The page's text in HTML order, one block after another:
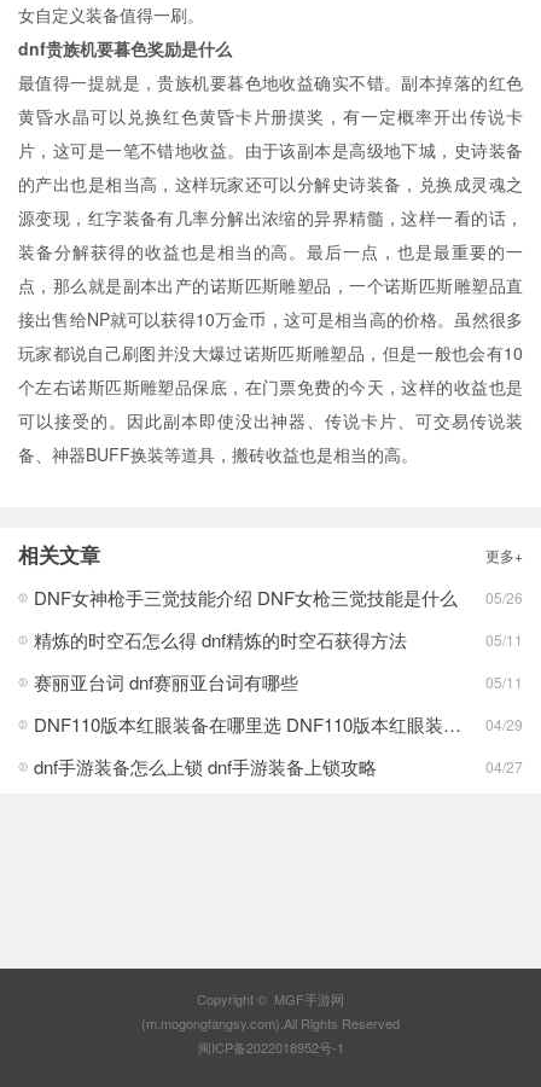
女自定义装备值得一刷。
dnf贵族机要暮色奖励是什么
最值得一提就是，贵族机要暮色地收益确实不错。副本掉落的红色
黄昏水晶可以兑换红色黄昏卡片册摸奖，有一定概率开出传说卡
片，这可是一笔不错地收益。由于该副本是高级地下城，史诗装备
的产出也是相当高，这样玩家还可以分解史诗装备，兑换成灵魂之
源变现，红字装备有几率分解出浓缩的异界精髓，这样一看的话，
装备分解获得的收益也是相当的高。最后一点，也是最重要的一
点，那么就是副本出产的诺斯匹斯雕塑品，一个诺斯匹斯雕塑品直
接出售给NP就可以获得10万金币，这可是相当高的价格。虽然很多
玩家都说自己刷图并没大爆过诺斯匹斯雕塑品，但是一般也会有10
个左右诺斯匹斯雕塑品保底，在门票免费的今天，这样的收益也是
可以接受的。因此副本即使没出神器、传说卡片、可交易传说装
备、神器BUFF换装等道具，搬砖收益也是相当的高。
相关文章 更多+
DNF女神枪手三觉技能介绍 DNF女枪三觉技能是什么 05/26
精炼的时空石怎么得 dnf精炼的时空石获得方法 05/11
赛丽亚台词 dnf赛丽亚台词有哪些 05/11
DNF110版本红眼装备在哪里选 DNF110版本红眼装备强度 04/29
dnf手游装备怎么上锁 dnf手游装备上锁攻略 04/27
Copyright © MGF手游网
(m.mogongfangsy.com).All Rights Reserved
闽ICP备2022018952号-1